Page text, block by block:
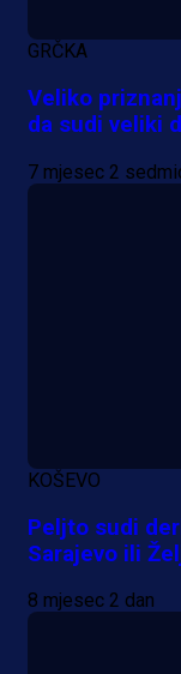
Bez
9 min 26
GRČKA
Veliko
da sudi veliki
7 mjesec 2
KOŠEVO
Peljto sudi
Sarajevo ili
8 mjesec 2 dan